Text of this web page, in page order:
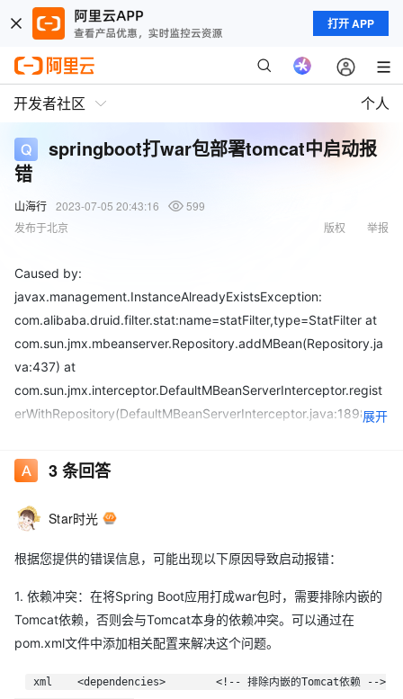
打开 APP
开发者社区 个人
springboot打war包部署tomcat中启动报
错
山海行 2023-07-05 20:43:16
599
发布于北京
举报
版权
Caused by:
javax.management.InstanceAlreadyExistsException:
com.alibaba.druid.filter.stat:name=statFilter,type=StatFilter at
com.sun.jmx.mbeanserver.Repository.addMBean(Repository.ja
va:437) at
com.sun.jmx.interceptor.DefaultMBeanServerInterceptor.regist
erWithRepository(DefaultMBeanServerInterceptor.java:1898) at
erDynamicMBean(DefaultMBeanServerInterceptor.java:966) at
com.sun.jmx.interceptor.DefaultMBeanServerInterceptor.regist
erObject(DefaultMBeanServerInterceptor.java:900) at
com.sun.jmx.interceptor.DefaultMBeanServerInterceptor.regist
erMBean(DefaultMBeanServerInterceptor.java:324) at
xMBeanServer.java:522) at
org.springframework.jmx.support.MBeanRegistrationSupport.d
oRegister(MBeanRegistrationSupport.java:195) at
展开
3条回答
Star时光
根据您提供的错误信息，可能出现以下原因导致启动报错：
1. 依赖冲突：在将Spring Boot应用打成war包时，需要排除内嵌的
Tomcat依赖，否则会与Tomcat本身的依赖冲突。可以通过在
pom.xml文件中添加相关配置来解决这个问题。
xml <dependencies> <!-- 排除内嵌的Tomcat依赖 -->